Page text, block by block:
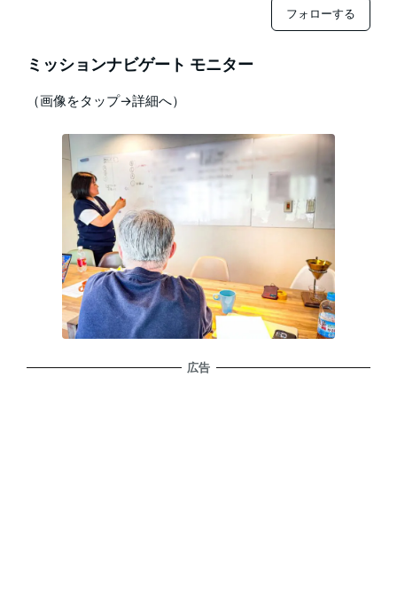
フォローする
ミッションナビゲート モニター
（画像をタップ→詳細へ）
広告